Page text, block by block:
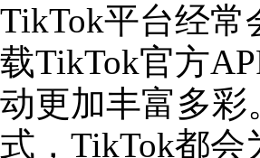
TikTok平台经常
载TikTok官方
动更加丰富多
式，TikTok都